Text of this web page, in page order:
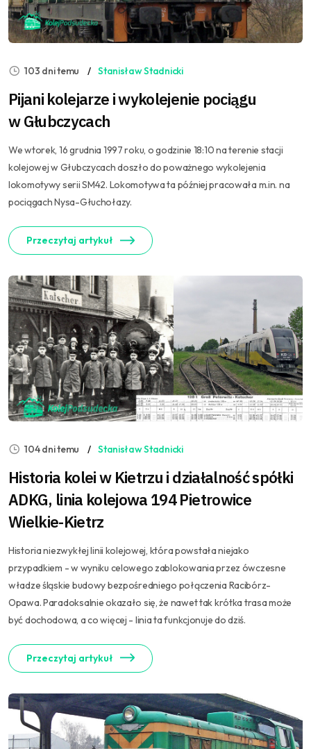
103 dni temu Stanisław Stadnicki
Pijani kolejarze i wykolejenie pociągu
w Głubczycach
We wtorek, 16 grudnia 1997 roku, o godzinie 18:10 na terenie stacji
kolejowej w Głubczycach doszło do poważnego wykolejenia
lokomotywy serii SM42. Lokomotywa ta później pracowała m.in. na
pociągach Nysa-Głuchołazy.
Przeczytaj artykuł
104 dni temu Stanisław Stadnicki
Historia kolei w Kietrzu i działalność spółki
ADKG, linia kolejowa 194 Pietrowice
Wielkie-Kietrz
Historia niezwykłej linii kolejowej, która powstała niejako
przypadkiem - w wyniku celowego zablokowania przez ówczesne
władze śląskie budowy bezpośredniego połączenia Racibórz-
Opawa. Paradoksalnie okazało się, że nawet tak krótka trasa może
być dochodowa, a co więcej - linia ta funkcjonuje do dziś.
Przeczytaj artykuł